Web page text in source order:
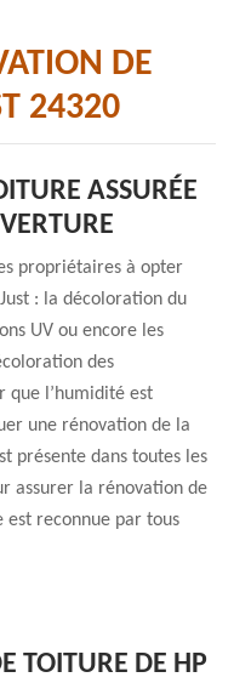
DE
24320
ASSURÉE
propriétaires à opter
: la décoloration du
UV ou encore les
des
que l’humidité est
une rénovation de la
présente dans toutes les
assurer la rénovation de
est reconnue par tous
TOITURE DE HP